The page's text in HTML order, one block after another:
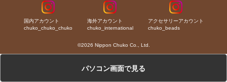
国内アカウント
chuko_chuko_chuko
海外アカウント
chuko_international
アクセサリーアカウント
chuko_beads
©2026 Nippon Chuko Co., Ltd.
パソコン画面で見る